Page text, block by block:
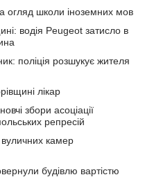
огляд школи іноземних мов
водія Peugeot затисло в
поліція розшукує жителя
лікар
збори асоціації
репресій
вуличних камер
будівлю вартістю